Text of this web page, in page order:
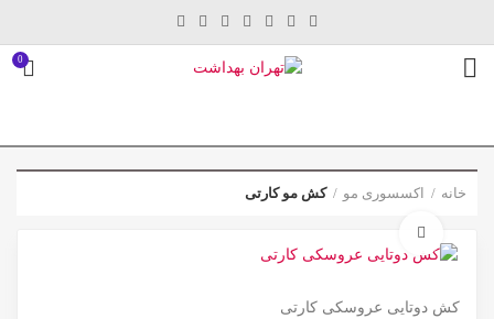
0
خانه اکسسوری مو کش مو کارتی
کش دو‌تایی عروسکی کارتی